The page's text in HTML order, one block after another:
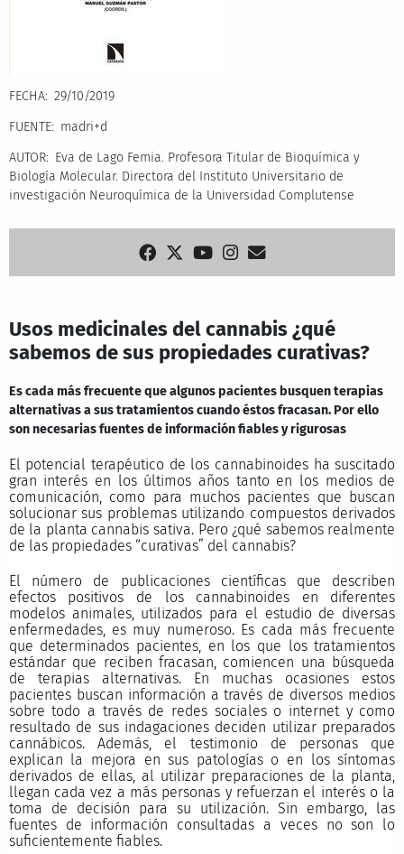
FECHA
29/10/2019
FUENTE
madri+d
AUTOR
Eva de Lago Femia. Profesora Titular de Bioquímica y
Biología Molecular. Directora del Instituto Universitario de
investigación Neuroquímica de la Universidad Complutense
Usos medicinales del cannabis ¿qué
sabemos de sus propiedades curativas?
Es cada más frecuente que algunos pacientes busquen terapias
alternativas a sus tratamientos cuando éstos fracasan. Por ello
son necesarias fuentes de información fiables y rigurosas
El potencial terapéutico de los cannabinoides ha suscitado
gran interés en los últimos años tanto en los medios de
comunicación, como para muchos pacientes que buscan
solucionar sus problemas utilizando compuestos derivados
de la planta cannabis sativa. Pero ¿qué sabemos realmente
de las propiedades “curativas” del cannabis?
El número de publicaciones científicas que describen
efectos positivos de los cannabinoides en diferentes
modelos animales, utilizados para el estudio de diversas
enfermedades, es muy numeroso. Es cada más frecuente
que determinados pacientes, en los que los tratamientos
estándar que reciben fracasan, comiencen una búsqueda
de terapias alternativas. En muchas ocasiones estos
pacientes buscan información a través de diversos medios
sobre todo a través de redes sociales o internet y como
resultado de sus indagaciones deciden utilizar preparados
cannábicos. Además, el testimonio de personas que
explican la mejora en sus patologías o en los síntomas
derivados de ellas, al utilizar preparaciones de la planta,
llegan cada vez a más personas y refuerzan el interés o la
toma de decisión para su utilización. Sin embargo, las
fuentes de información consultadas a veces no son lo
suficientemente fiables.